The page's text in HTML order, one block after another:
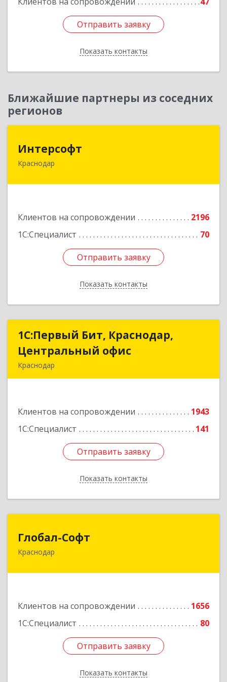
Отправить заявку
Показать контакты
Отправить заявку
Назад
Ближайшие партнеры из соседних
регионов
Интерсофт
Краснодар
Клиентов на сопровождении
2196
1С:Специалист
70
Отправить заявку
Показать контакты
350020, Краснодарский край, Краснодар г,
Отправить заявку
Назад
1С:Первый Бит, Краснодар,
Центральный офис
Краснодар
Клиентов на сопровождении
1943
1С:Специалист
141
Отправить заявку
Показать контакты
1С:Первый Бит, Краснодар,
Центральный офис
Подробнее
Отправить заявку
Назад
Глобал-Софт
Краснодар
Клиентов на сопровождении
1656
1С:Специалист
80
Отправить заявку
Показать контакты
350018, Краснодарский край, Краснодар г,
Отправить заявку
Назад